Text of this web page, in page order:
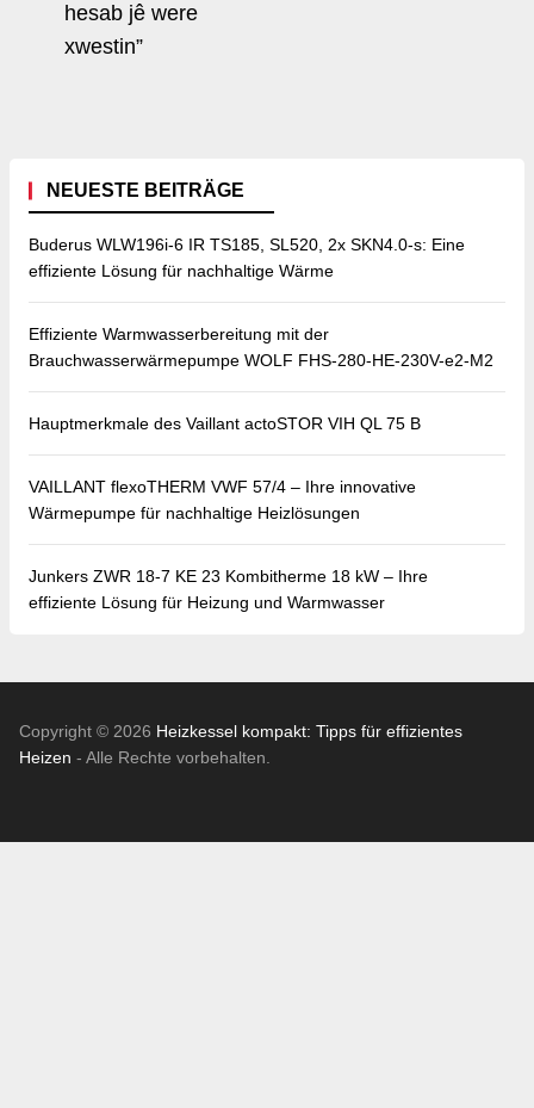
hesab jê were
xwestin”
NEUESTE BEITRÄGE
Buderus WLW196i-6 IR TS185, SL520, 2x SKN4.0-s: Eine
effiziente Lösung für nachhaltige Wärme
Effiziente Warmwasserbereitung mit der
Brauchwasserwärmepumpe WOLF FHS-280-HE-230V-e2-M2
Hauptmerkmale des Vaillant actoSTOR VIH QL 75 B
VAILLANT flexoTHERM VWF 57/4 – Ihre innovative
Wärmepumpe für nachhaltige Heizlösungen
Junkers ZWR 18-7 KE 23 Kombitherme 18 kW – Ihre
effiziente Lösung für Heizung und Warmwasser
Copyright © 2026 Heizkessel kompakt: Tipps für effizientes
Heizen - Alle Rechte vorbehalten.